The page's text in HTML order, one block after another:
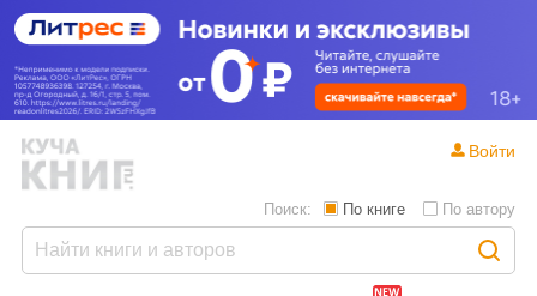
Поиск: По книге По автору
Войти